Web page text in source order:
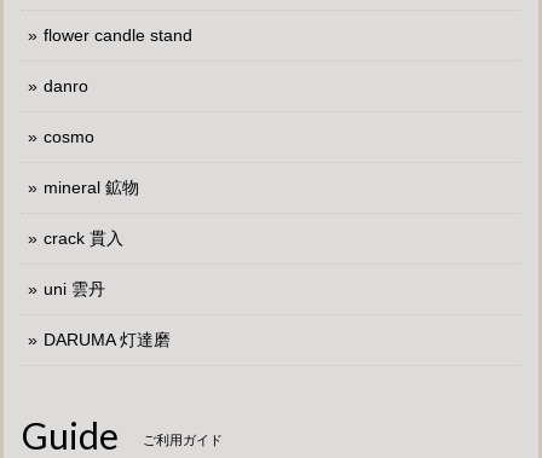
flower candle stand
danro
cosmo
mineral 鉱物
crack 貫入
uni 雲丹
DARUMA 灯達磨
Guide ご利用ガイド